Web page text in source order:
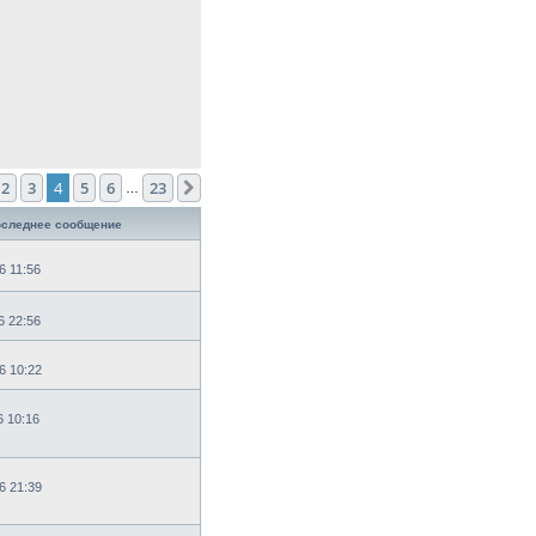
2 3 4 5 6 23
сообщение
11:56
22:56
10:22
10:16
21:39